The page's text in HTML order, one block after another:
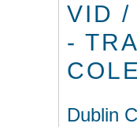
VID /
-
Dublin